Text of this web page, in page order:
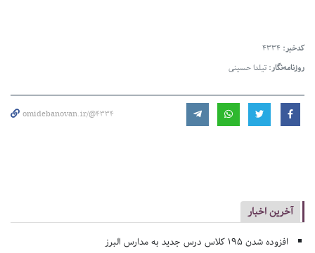
کدخبر: 4334
روزنامه‌نگار: تیلدا حسینی
omidebanovan.ir/@4334
آخرین اخبار
افزوده شدن ۱۹۵ کلاس درس جدید به مدارس البرز